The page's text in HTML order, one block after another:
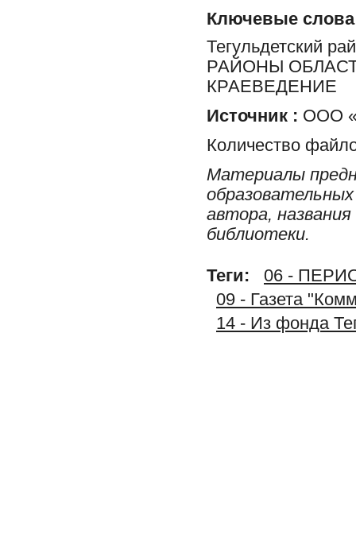
Ключевые слова
Тегульдетский
РАЙОНЫ
КРАЕВЕДЕНИЕ
Источник : ООО
Количество
Материалы
автора,
библиотеки.
Теги:
06 -
09 - Газета
14 - Из фонда